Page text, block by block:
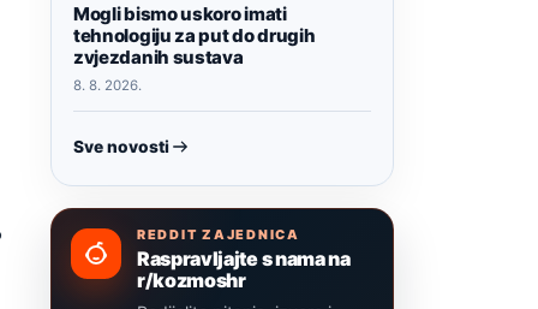
Mogli bismo uskoro imati
tehnologiju za put do drugih
zvjezdanih sustava
8. 8. 2026.
Sve novosti
REDDIT ZAJEDNICA
Raspravljajte s nama na
r/kozmoshr